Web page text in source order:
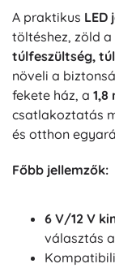
A praktikus LED
töltéshez, zöld
túlfeszültség,
növeli a
fekete ház, a 1,8
csatlakoztatás
és otthon
Főbb jellemzők:
6 V/12 V
választás